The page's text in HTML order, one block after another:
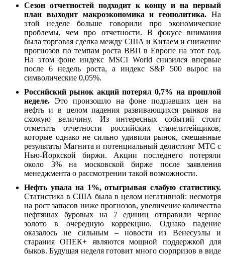
Сезон отчетностей подходит к концу и на первый
план выходит макроэкономика и геополитика. На
этой неделе больше говорили про экономические
проблемы, чем про отчетности. В фокусе внимания
была торговая сделка между США и Китаем и снижение
прогнозов по темпам роста ВВП в Европе на этот год.
На этом фоне индекс MSCI World снизился впервые
после 6 недель роста, а индекс S&P 500 вырос на
символические 0,05%.
Российский рынок акций потерял 0,7% на прошлой
неделе. Это произошло на фоне подпавших цен на
нефть и в целом падения развивающихся рынков на
схожую величину. Из интересных событий стоит
отметить отчетности российских сталелитейщиков,
которые однако не сильно удивили рынок, смешанные
результаты Магнита и потенциальный делистинг МТС с
Нью-Йоркской биржи. Акции последнего потеряли
около 3% на московской бирже после заявления
менеджмента о рассмотрении такой возможности.
Нефть упала на 1%, отыгрывая слабую статистику.
Статистика в США была в целом негативной: несмотря
на рост запасов ниже прогнозов, увеличение количества
нефтяных буровых на 7 единиц отправили черное
золото в очередную коррекцию. Однако падение
оказалось не сильным – новости из Венесуэлы и
старания ОПЕК+ являются мощной поддержкой для
быков. Будущая неделя готовит много сюрпризов в виде